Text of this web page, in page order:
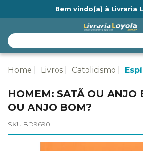
Bem vindo(a) à Livraria
Home Livros Catolicismo
HOMEM: SATÃ OU ANJO
OU ANJO BOM?
SKU BO9690